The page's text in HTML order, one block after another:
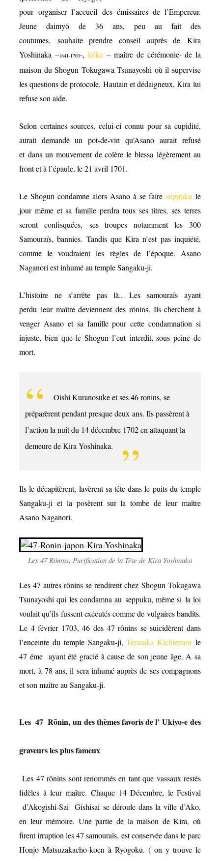
pour organiser l’accueil des émissaires de l’Empereur.
Jeune daimyô de 36 ans, peu au fait des
coutumes, souhaite prendre conseil auprès de Kira
Yoshinaka –1641-1703-, kōke– maître de cérémonie- de la
maison du Shogun Tokugawa Tsunayoshi où il supervise
les questions de protocole. Hautain et dédaigneux, Kira lui
refuse son aide.
Selon certaines sources, celui-ci connu pour sa cupidité,
aurait demandé un pot-de-vin qu’Asano aurait refusé
et dans un mouvement de colère le blessa légèrement au
front et à l’épaule, le 21 avril 1701.
Le Shogun condamne alors Asano à se faire seppuku le
jour même et sa famille perdra tous ses titres, ses terres
seront confisquées, ses troupes notamment les 300
Samouraïs, bannies. Tandis que Kira n’est pas inquiété,
comme le voudraient les règles de l’époque. Asano
Naganori est inhumé au temple Sangaku-ji.
L’histoire ne s’arrête pas là.. Les samouraïs ayant
perdu leur maître deviennent des rônins. Ils cherchent à
venger Asano et sa famille pour cette condamnation si
injuste, bien que le Shogun l’eut interdit, sous peine de
mort.
Oishi Kuranosuke et ses 46 ronins, se
préparèrent pendant presque deux ans. Ils passèrent à
l’action la nuit du 14 décembre 1702 en attaquant la
demeure de Kira Yoshinaka.
Ils le décapitèrent, lavèrent sa tête dans le puits du temple
Sangaku-ji et la posèrent sur la tombe de leur maître
Asano Naganori.
Les 47 Rônins, Purification de la Tête de Kira Yoshinaka
Les 47 autres rônins se rendirent chez Shogun Tokugawa
Tsunayoshi qui les condamna au seppuku, même si la loi
voulait qu’ils fussent exécutés comme de vulgaires bandits.
Le 4 février 1703, 46 des 47 rônins se suicidèrent dans
l’enceinte du temple Sangaku-ji,Terasaka Kichiemonle
47 éme ayant été gracié à cause de son jeune âge. A sa
mort, à 78 ans, il sera inhumé auprès de ses compagnons
et son maître au Sangaku-ji.
Les 47 Rōnin, un des thèmes favoris de l’ Ukiyo-edes
graveurs les plus fameux
Les 47 rônins sont renommés en tant que vassaux restés
fidèles à leur maître. Chaque 14 Décembre, le Festival
d’Akogishi-Sai Gishisai se déroule dans la ville d’Ako,
en leur mémoire. Une partie de la maison de Kira, où
firent irruption les 47 samouraïs, est conservée dans le parc
Honjo Matsuzakacho-koen à Ryogoku. ( on y trouve le